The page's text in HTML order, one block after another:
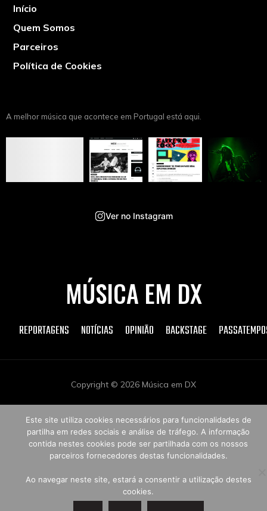
Início
Quem Somos
Parceiros
Política de Cookies
A melhor música que acontece em Portugal está aqui.
Ver no Instagram
MÚSICA EM DX
REPORTAGENS NOTÍCIAS OPINIÃO BACKSTAGE
Copyright © 2026 Música em DX
Este site utiliza cookies necessários para funcionalidades de
partilha em redes sociais e análise de tráfego. A informação
contida nestes cookies pode ser partilhada com os nossos
parceiros fornecedores destas funcionalidades.
Ao navegar neste site, estará a consentir a utilização destes
cookies.